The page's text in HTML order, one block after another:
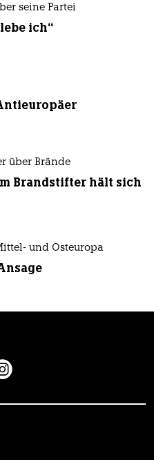
seine Partei
ich“
über Brände
Brandstifter hält sich
und Osteuropa